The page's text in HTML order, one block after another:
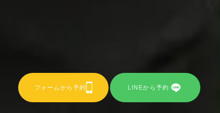
LINEから予約
フォームから予約